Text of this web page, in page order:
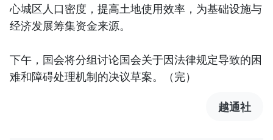
心城区人口密度，提高土地使用效率，为基础设施与
经济发展筹集资金来源。
下午，国会将分组讨论国会关于因法律规定导致的困
难和障碍处理机制的决议草案。（完）
越通社